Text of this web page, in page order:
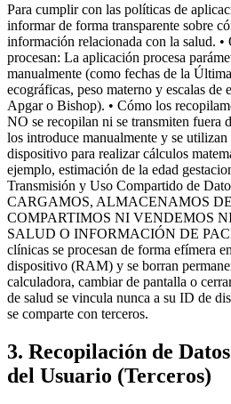
Para cumplir con las políticas de
informar de forma transparente sobre
información relacionada con la salud. •
procesan: La aplicación procesa
manualmente (como fechas de la
ecográficas, peso materno y escalas
Apgar o Bishop). • Cómo los
NO se recopilan ni se transmiten fuera
los introduce manualmente y se
dispositivo para realizar cálculos
ejemplo, estimación de la edad
Transmisión y Uso Compartido de
CARGAMOS, ALMACENAMOS
COMPARTIMOS NI VENDEMOS
SALUD O INFORMACIÓN DE
clínicas se procesan de forma efímera
dispositivo (RAM) y se borran
calculadora, cambiar de pantalla o
de salud se vincula nunca a su ID de
se comparte con terceros.
3. Recopilación de
del Usuario (Terceros)